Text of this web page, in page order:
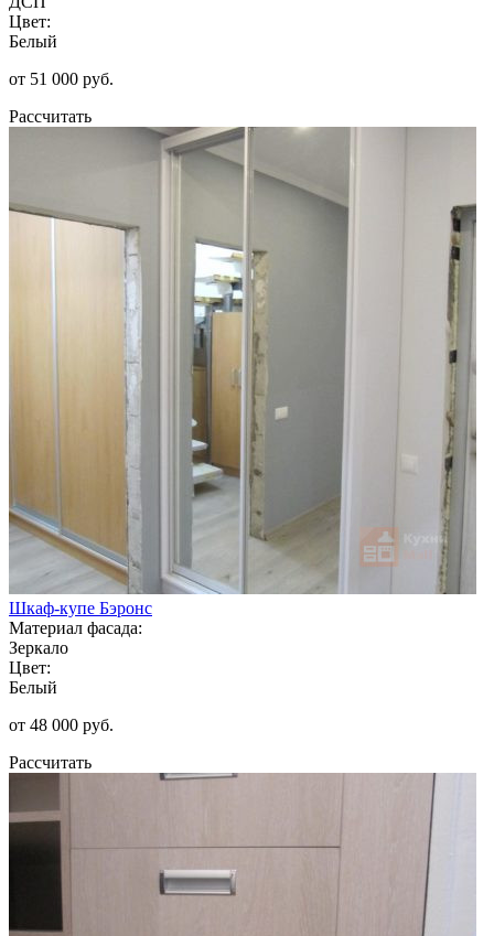
Цвет:
Белый
от 51 000 руб.
Рассчитать
Шкаф-купе Бэронс
Материал фасада:
Зеркало
Цвет:
Белый
от 48 000 руб.
Рассчитать